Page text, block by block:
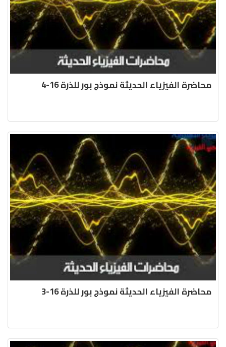
محاضرة الفيزياء الحديثة نموذج بور للذرة 16-4
محاضرة الفيزياء الحديثة نموذج بور للذرة 16-3